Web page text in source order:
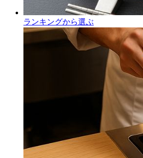
ランキングから選ぶ